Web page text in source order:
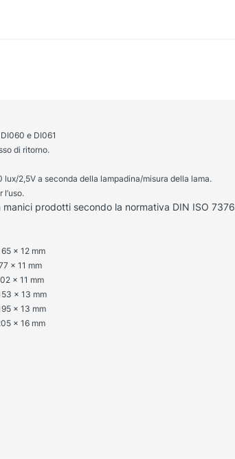
e DI061
di ritorno.
2,5V a seconda della lampadina/misura della lama.
prodotti secondo la normativa DIN ISO 7376
x 12 mm
x 11 mm
x 11 mm
x 13 mm
x 13 mm
x 16 mm